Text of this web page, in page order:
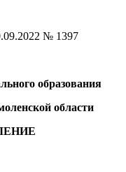
№ 1397
образования
области